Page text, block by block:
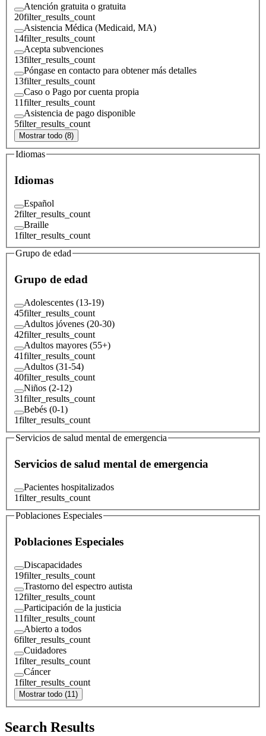
Atención gratuita o gratuita
20filter_results_count
Asistencia Médica (Medicaid, MA)
14filter_results_count
Acepta subvenciones
13filter_results_count
Póngase en contacto para obtener más detalles
13filter_results_count
Caso o Pago por cuenta propia
11filter_results_count
Asistencia de pago disponible
5filter_results_count
Mostrar todo (8)
Idiomas
Idiomas
Español
2filter_results_count
Braille
1filter_results_count
Grupo de edad
Grupo de edad
Adolescentes (13-19)
45filter_results_count
Adultos jóvenes (20-30)
42filter_results_count
Adultos mayores (55+)
41filter_results_count
Adultos (31-54)
40filter_results_count
Niños (2-12)
31filter_results_count
Bebés (0-1)
1filter_results_count
Servicios de salud mental de emergencia
Servicios de salud mental de emergencia
Pacientes hospitalizados
1filter_results_count
Poblaciones Especiales
Poblaciones Especiales
Discapacidades
19filter_results_count
Trastorno del espectro autista
12filter_results_count
Participación de la justicia
11filter_results_count
Abierto a todos
6filter_results_count
Cuidadores
1filter_results_count
Cáncer
1filter_results_count
Mostrar todo (11)
Search Results